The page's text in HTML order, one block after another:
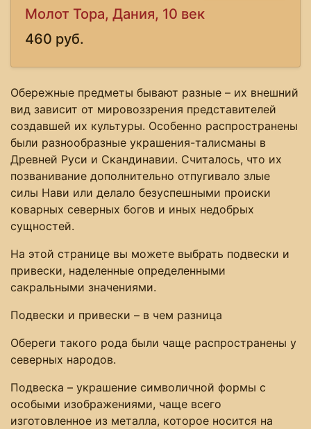
Молот Тора, Дания, 10 век
460 руб.
Обережные предметы бывают разные – их внешний
вид зависит от мировоззрения представителей
создавшей их культуры. Особенно распространены
были разнообразные украшения-талисманы в
Древней Руси и Скандинавии. Считалось, что их
позванивание дополнительно отпугивало злые
силы Нави или делало безуспешными происки
коварных северных богов и иных недобрых
сущностей.
На этой странице вы можете выбрать подвески и
привески, наделенные определенными
сакральными значениями.
Подвески и привески – в чем разница
Обереги такого рода были чаще распространены у
северных народов.
Подвеска – украшение символичной формы с
особыми изображениями, чаще всего
изготовленное из металла, которое носится на